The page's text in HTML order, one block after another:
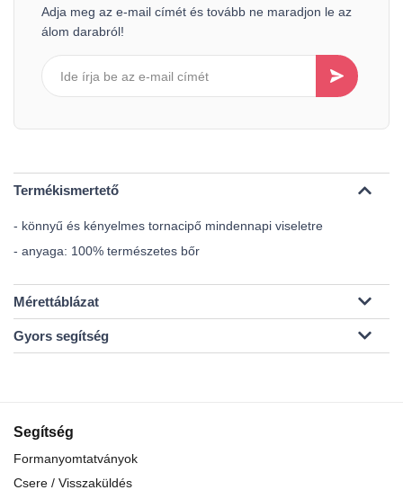
Adja meg az e-mail címét és tovább ne maradjon le az
álom darabról!
Termékismertető
- könnyű és kényelmes tornacipő mindennapi viseletre
- anyaga: 100% természetes bőr
Mérettáblázat
Gyors segítség
Segítség
Formanyomtatványok
Csere / Visszaküldés